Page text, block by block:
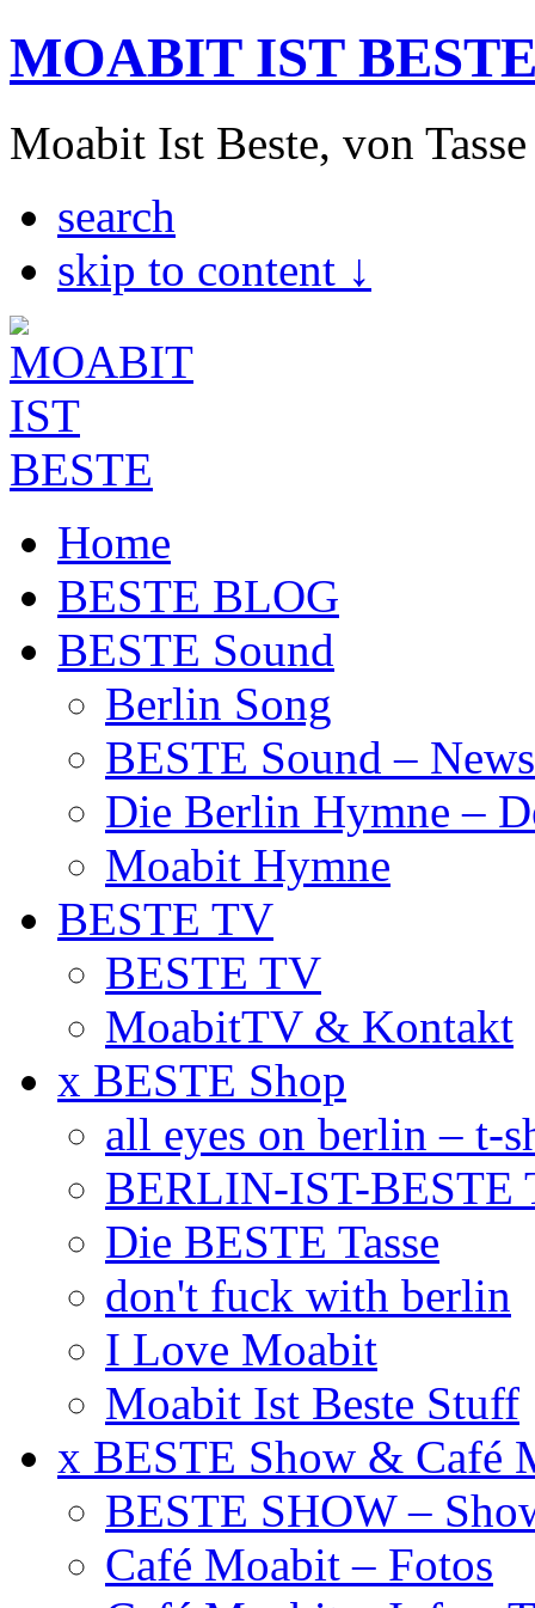
MOABIT IST
Moabit Ist Beste, von
search
skip to content ↓
Home
BESTE BLOG
BESTE Sound
Berlin Song
BESTE Sound –
Die Berlin Hymne –
Moabit Hymne
BESTE TV
BESTE TV
MoabitTV & Kontakt
x BESTE Shop
all eyes on berlin – t-
BERLIN-IST-BESTE
Die BESTE Tasse
don't fuck with berlin
I Love Moabit
Moabit Ist Beste Stuff
x BESTE Show & Café
BESTE SHOW –
Café Moabit – Fotos